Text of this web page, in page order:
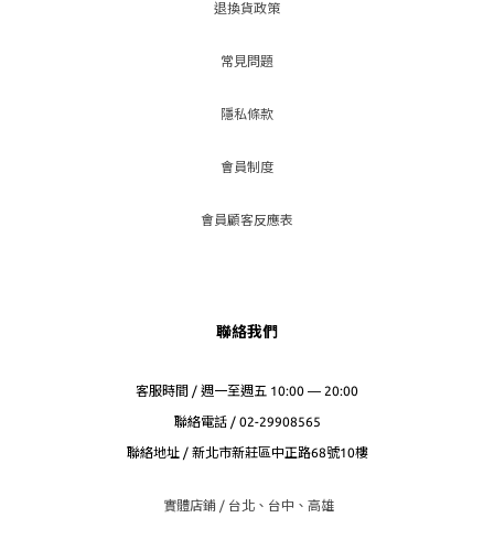
退換貨政策
常見問題
隱私條款
會員制度
會員顧客反應表
聯絡我們
客服時間 / 週一至週五 10:00 — 20:00
聯絡電話 / 02-29908565
聯絡地址 / 新北市新莊區中正路68號10樓
實體店鋪 / 台北、台中、高雄